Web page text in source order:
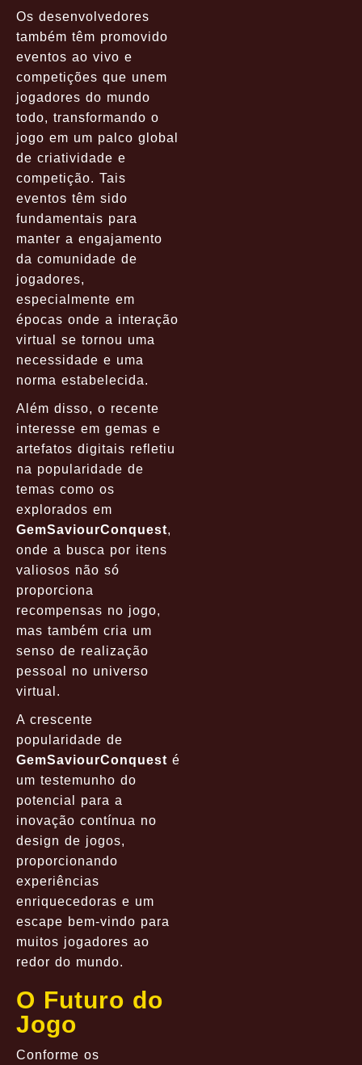
Os desenvolvedores
também têm promovido
eventos ao vivo e
competições que unem
jogadores do mundo
todo, transformando o
jogo em um palco global
de criatividade e
competição. Tais
eventos têm sido
fundamentais para
manter a engajamento
da comunidade de
jogadores,
especialmente em
épocas onde a interação
virtual se tornou uma
necessidade e uma
norma estabelecida.
Além disso, o recente
interesse em gemas e
artefatos digitais refletiu
na popularidade de
temas como os
explorados em
GemSaviourConquest,
onde a busca por itens
valiosos não só
proporciona
recompensas no jogo,
mas também cria um
senso de realização
pessoal no universo
virtual.
A crescente
popularidade de
GemSaviourConquest é
um testemunho do
potencial para a
inovação contínua no
design de jogos,
proporcionando
experiências
enriquecedoras e um
escape bem-vindo para
muitos jogadores ao
redor do mundo.
O Futuro do
Jogo
Conforme os